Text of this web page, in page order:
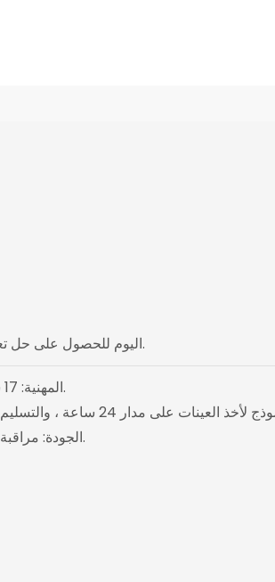
اتصل بـ Fullbright اليوم للحصول على حل تعبئة مفصل.
المهنية: 17 سنة من الخبرة في الصناعة.
الجودة: مراقبة جودة صارمة في كل عملية.